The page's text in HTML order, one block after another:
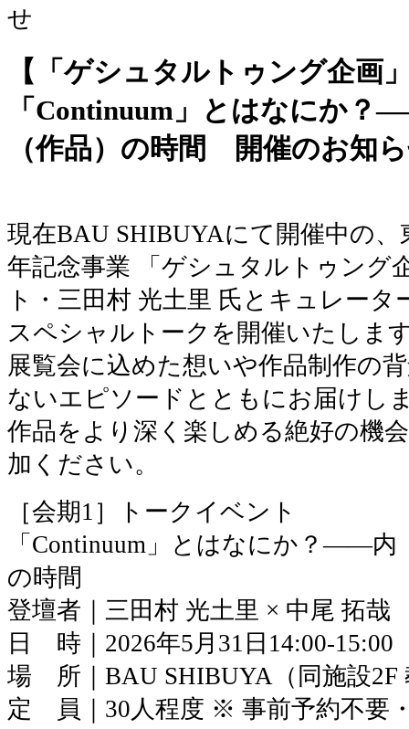
せ
【「ゲシュタルトゥング企画
「Continuum」とはなにか？
（作品）の時間 開催のお知
現在BAU SHIBUYAにて開催中の、
年記念事業 「ゲシュタルトゥング
ト・三田村 光土里 氏とキュレー
スペシャルトークを開催いたしま
展覧会に込めた想いや作品制作の
ないエピソードとともにお届けし
作品をより深く楽しめる絶好の機
加ください。
［会期1］トークイベント
「Continuum」とはなにか？――内
の時間
登壇者｜三田村 光土里 × 中尾 拓哉
日 時｜2026年5月31日14:00-15:00
場 所｜BAU SHIBUYA（同施設2F
定 員｜30人程度 ※ 事前予約不要